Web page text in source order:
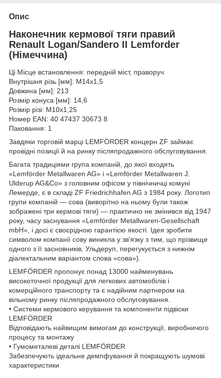
Опис
Наконечник кермової тяги правий
Renault Logan/Sandero II Lemforder
(Німеччина)
Ці Місце встановлення: передній міст, праворуч
Внутрішня різь [мм]: M14x1,5
Довжина [мм]: 213
Розмір конуса [мм]: 14,6
Розмір різі: M10x1,25
Номер EAN: 40 47437 30673 8
Паковання: 1
Завдяки торговій марці LEMFÖRDER концерн ZF займає
провідні позиції й на ринку післяпродажного обслуговування.
Багата традиціями група компаній, до якої входять
«Lemförder Metallwaren AG» і «Lemförder Metallwaren J.
Ulderup AG&Co» з головним офісом у північничці комуні
Лемерде, є в складі ZF Friedrichhafen AG з 1984 року. Логотип
групи компаній — сова (виворітно на ньому були також
зображені три кермові тяги) — практично не змінився від 1947
року, часу заснування «Lemförder Metallwaren-Gesellschaft
mbH», і досі є своєрідною гарантією якості. Ідея зробити
символом компанії сову виникла у зв'язку з тим, що прізвище
одного з її засновників, Ульдеруп, перегукується з нижнім
діалектальним варіантом слова «сова»).
LEMFÖRDER пропонує понад 13000 найменувань
високоточної продукції для легкових автомобілів і
комерційного транспорту та є надійним партнером на
вільному ринку післяпродажного обслуговування.
• Системи кермового керування та компоненти підвіски
LEMFÖRDER
Відповідають найвищим вимогам до конструкції, виробничого
процесу та монтажу
• Гумометалеві деталі LEMFÖRDER
Забезпечують ідеальне демпфування й покращують шумові
характеристики